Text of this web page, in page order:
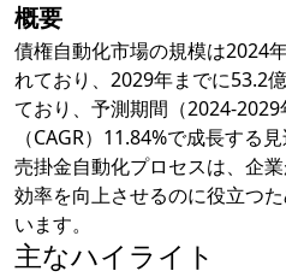
概要
債権自動化市場の規模は2024
れており、2029年までに53.2
ており、予測期間（2024-
（CAGR）11.84%で成長する見
売掛金自動化プロセスは、企
効率を向上させるのに役立つ
います。
主なハイライト